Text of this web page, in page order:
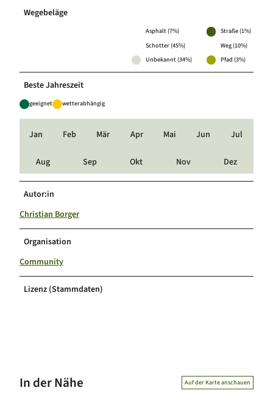
Wegebeläge
Asphalt (7%)
Straße (1%)
Schotter (45%)
Weg (10%)
Unbekannt (34%)
Pfad (3%)
Beste Jahreszeit
geeignet wetterabhängig
Jan Feb Mär Apr Mai Jun Jul
Aug Sep Okt Nov Dez
Autor:in
Christian Borger
Organisation
Community
Lizenz (Stammdaten)
In der Nähe Auf der Karte anschauen